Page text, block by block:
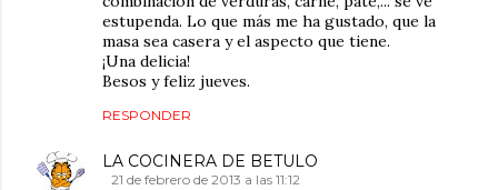
estupenda. Lo que más me ha gustado, que la
masa sea casera y el aspecto que tiene.
¡Una delicia!
Besos y feliz jueves.
RESPONDER
LA COCINERA DE BETULO
21 de febrero de 2013 a las 11:12